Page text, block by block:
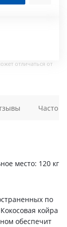
отличаться от
место: 120 кг
по
койра
обеспечит
Часто